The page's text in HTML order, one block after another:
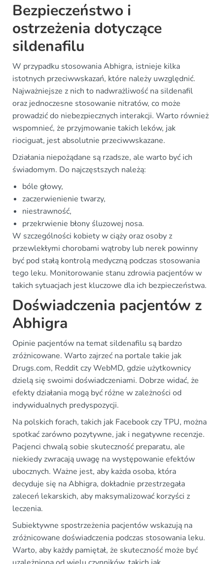
Bezpieczeństwo i
ostrzeżenia dotyczące
sildenafilu
W przypadku stosowania Abhigra, istnieje kilka
istotnych przeciwwskazań, które należy uwzględnić.
Najważniejsze z nich to nadwrażliwość na sildenafil
oraz jednoczesne stosowanie nitratów, co może
prowadzić do niebezpiecznych interakcji. Warto również
wspomnieć, że przyjmowanie takich leków, jak
riociguat, jest absolutnie przeciwwskazane.
Działania niepożądane są rzadsze, ale warto być ich
świadomym. Do najczęstszych należą:
bóle głowy,
zaczerwienienie twarzy,
niestrawność,
przekrwienie błony śluzowej nosa.
W szczególności kobiety w ciąży oraz osoby z
przewlekłymi chorobami wątroby lub nerek powinny
być pod stałą kontrolą medyczną podczas stosowania
tego leku. Monitorowanie stanu zdrowia pacjentów w
takich sytuacjach jest kluczowe dla ich bezpieczeństwa.
Doświadczenia pacjentów z
Abhigra
Opinie pacjentów na temat sildenafilu są bardzo
zróżnicowane. Warto zajrzeć na portale takie jak
Drugs.com, Reddit czy WebMD, gdzie użytkownicy
dzielą się swoimi doświadczeniami. Dobrze widać, że
efekty działania mogą być różne w zależności od
indywidualnych predyspozycji.
Na polskich forach, takich jak Facebook czy TPU, można
spotkać zarówno pozytywne, jak i negatywne recenzje.
Pacjenci chwalą sobie skuteczność preparatu, ale
niekiedy zwracają uwagę na występowanie efektów
ubocznych. Ważne jest, aby każda osoba, która
decyduje się na Abhigra, dokładnie przestrzegała
zaleceń lekarskich, aby maksymalizować korzyści z
leczenia.
Subiektywne spostrzeżenia pacjentów wskazują na
zróżnicowane doświadczenia podczas stosowania leku.
Warto, aby każdy pamiętał, że skuteczność może być